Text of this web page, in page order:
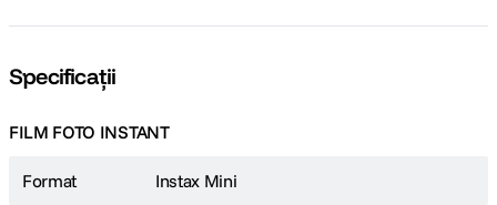
Specificații
FILM FOTO INSTANT
Format Instax Mini